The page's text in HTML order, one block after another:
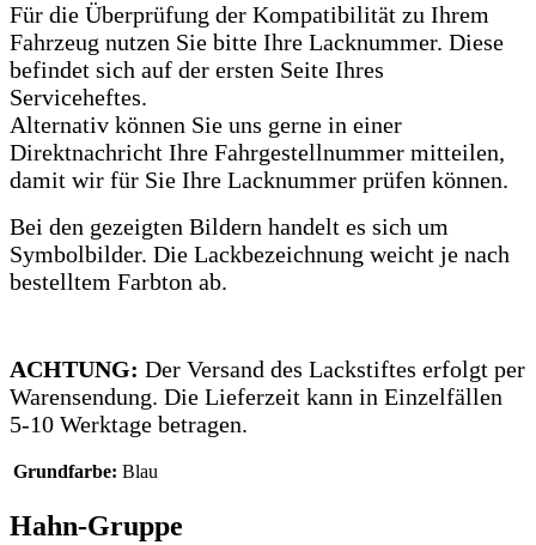
Für die Überprüfung der Kompatibilität zu Ihrem
Fahrzeug nutzen Sie bitte Ihre Lacknummer. Diese
befindet sich auf der ersten Seite Ihres
Serviceheftes.
Alternativ können Sie uns gerne in einer
Direktnachricht Ihre Fahrgestellnummer mitteilen,
damit wir für Sie Ihre Lacknummer prüfen können.
Bei den gezeigten Bildern handelt es sich um
Symbolbilder. Die Lackbezeichnung weicht je nach
bestelltem Farbton ab.
ACHTUNG: Der Versand des Lackstiftes erfolgt per
Warensendung. Die Lieferzeit kann in Einzelfällen
5-10 Werktage betragen.
Grundfarbe: Blau
Hahn-Gruppe